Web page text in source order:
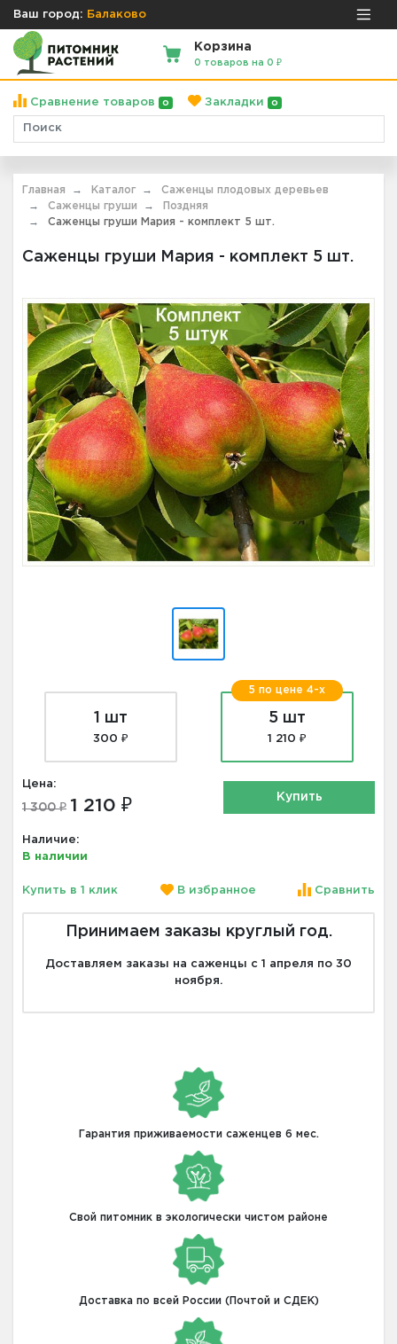
Ваш город: Балаково
Корзина
0 товаров на 0 ₽
Сравнение товаров 0 Закладки 0
Главная Каталог
Саженцы плодовых деревьев
Саженцы груши
Поздняя
Саженцы груши Мария - комплект 5 шт.
Саженцы груши Мария - комплект 5 шт.
1 шт
300 ₽
5 по цене 4-х
5 шт
1 210 ₽
Цена:
1 300 ₽ 1 210 ₽
Наличие:
В наличии
Купить
Купить в 1 клик В избранное Сравнить
Принимаем заказы круглый год.
Доставляем заказы на саженцы с 1 апреля по 30
ноября.
Гарантия приживаемости саженцев 6 мес.
Свой питомник в экологически чистом районе
Доставка по всей России (Почтой и СДЕК)